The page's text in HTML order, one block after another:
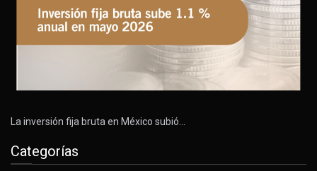
La inversión fija bruta en México subió…
Categorías